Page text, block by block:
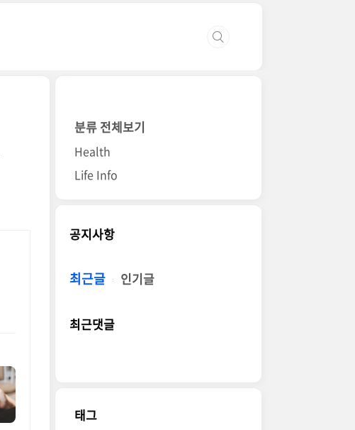
분류 전체보기
Health
Life Info
공지사항
최근글 인기글
최근댓글
태그